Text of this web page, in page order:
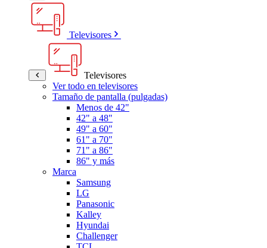
Televisores
Televisores
Ver todo en televisores
Tamaño de pantalla (pulgadas)
Menos de 42"
42" a 48"
49" a 60"
61" a 70"
71" a 86"
86" y más
Marca
Samsung
LG
Panasonic
Kalley
Hyundai
Challenger